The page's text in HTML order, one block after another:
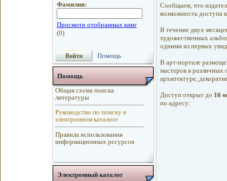
Фамилия:
Помощь
Помощь
Общая схема поиска
литературы
Руководство по поиску в
электронном каталоге
Правила использования
информационных ресурсов
Электронный каталог
Сообщаем, что
возможность доступа
В течение двух
художественных
одними из первых
В арт-портале
мастеров в различных
архитектуре,
Доступ открыт до 16
по адресу: